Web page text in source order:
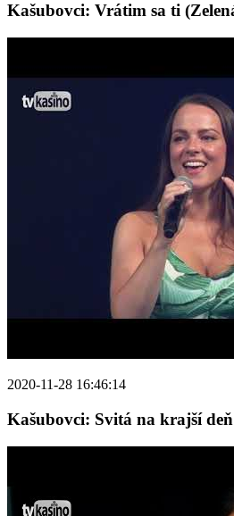
Kašubovci: Vrátim sa ti
2020-11-28 16:46:14
Kašubovci: Svitá na krajší deň